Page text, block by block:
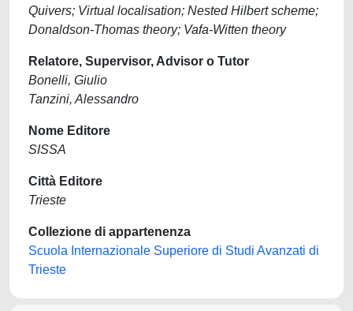
Quivers; Virtual localisation; Nested Hilbert scheme;
Donaldson-Thomas theory; Vafa-Witten theory
Relatore, Supervisor, Advisor o Tutor
Bonelli, Giulio
Tanzini, Alessandro
Nome Editore
SISSA
Città Editore
Trieste
Collezione di appartenenza
Scuola Internazionale Superiore di Studi Avanzati di
Trieste